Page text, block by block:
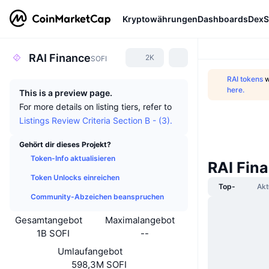
KryptowährungenDashboards
RAI FinanceSOFI 2K
This is a preview page.
For more details on listing tiers, refer to
Listings Review Criteria Section B - (3).
Gehört dir dieses Projekt?
Token-Info aktualisieren
Token Unlocks einreichen
Community-Abzeichen beanspruchen
Gesamtangebot
1B SOFI
Maximalangebot
--
Umlaufangebot
598,3M SOFI
RAI tokens
here.
RAI
Top-